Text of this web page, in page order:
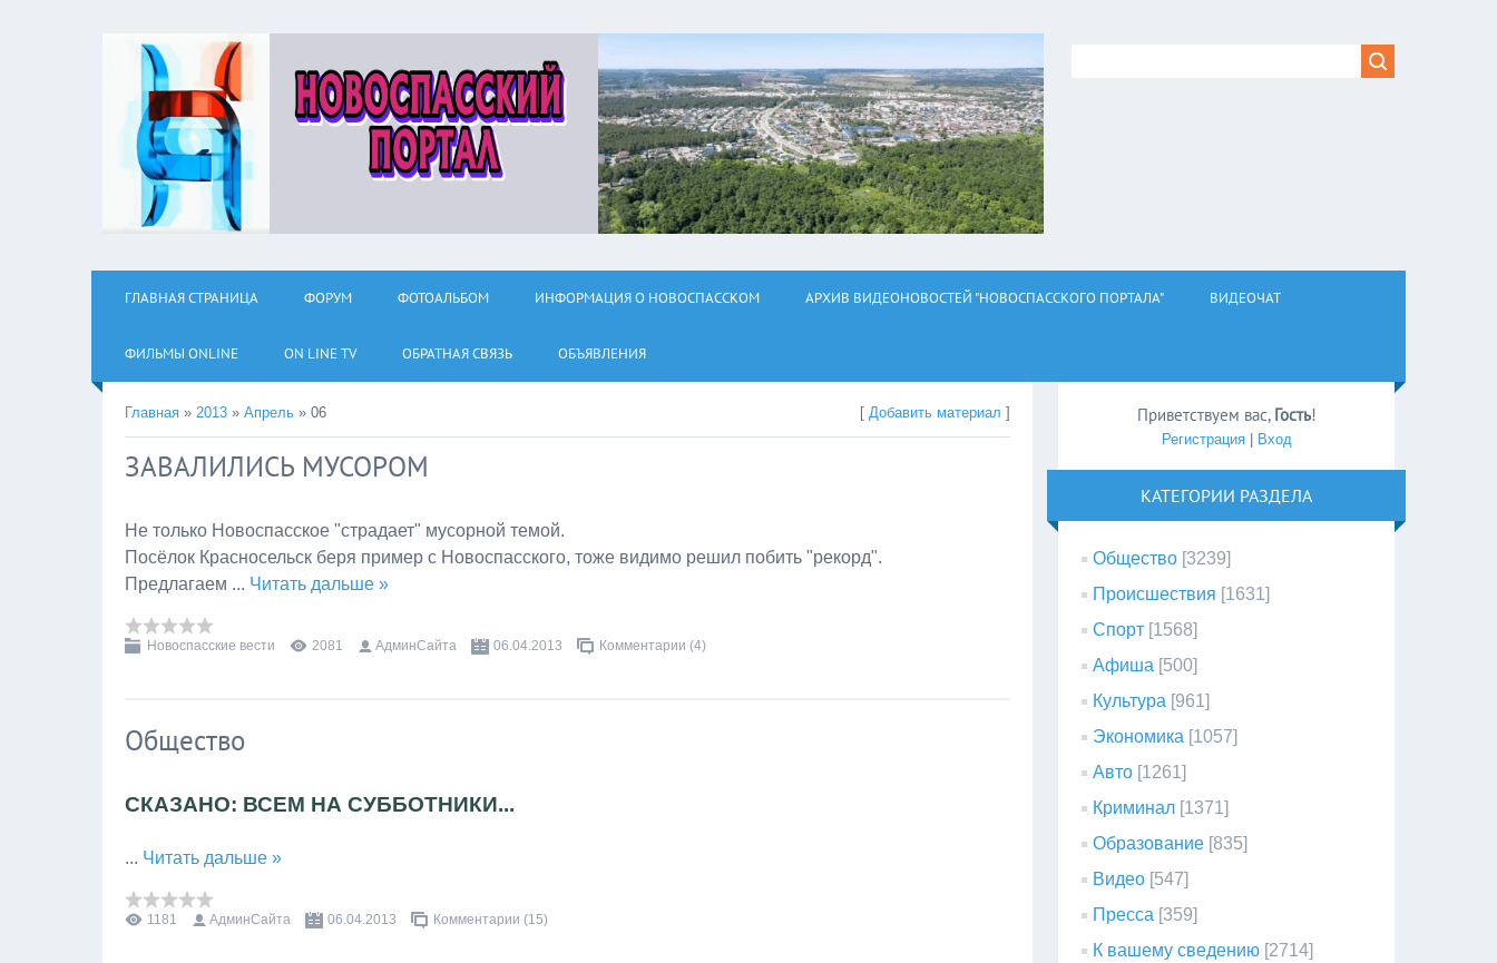
ГЛАВНАЯ СТРАНИЦА ФОРУМ ФОТОАЛЬБОМ ИНФОРМАЦИЯ О НОВОСПАССКОМ АРХИВ ВИДЕОНОВОСТЕЙ "НОВОСПАССКОГО ПОРТАЛА" ВИДЕОЧАТ
ФИЛЬМЫ ОNLINE ON LINE TV ОБРАТНАЯ СВЯЗЬ ОБЪЯВЛЕНИЯ
Главная » 2013 » Апрель » 06 [Добавить материал ]
ЗАВАЛИЛИСЬ МУСОРОМ
Не только Новоспасское "страдает" мусорной темой.
Посёлок Красносельск беря пример с Новоспасского, тоже видимо решил побить "рекорд".
Предлагаем ... Читать дальше »
Новоспасские вести 2081 АдминСайта 06.04.2013 Комментарии (4)
Общество
СКАЗАНО: ВСЕМ НА СУББОТНИКИ...
... Читать дальше »
1181 АдминСайта 06.04.2013 Комментарии (15)
Приветствуем вас, Гость!
Регистрация| Вход
КАТЕГОРИИ РАЗДЕЛА
Общество [3239]
Происшествия [1631]
Спорт [1568]
Афиша [500]
Культура [961]
Экономика [1057]
Авто [1261]
Криминал [1371]
Образование [835]
Видео [547]
Пресса [359]
К вашему сведению [2714]